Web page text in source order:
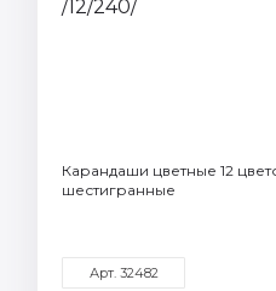
Карандаши цветные 12
шестигранные
Арт. 32482